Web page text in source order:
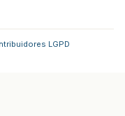
LGPD